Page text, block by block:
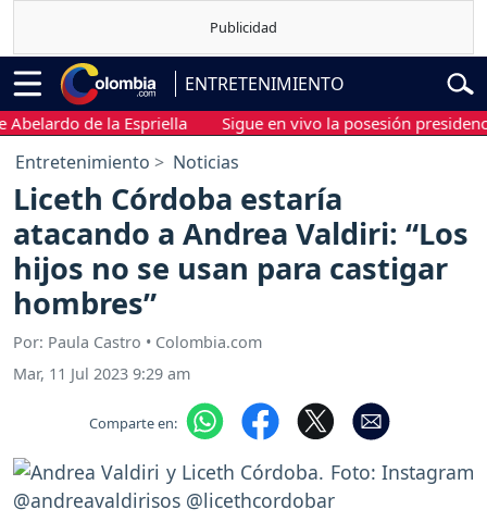
ENTRETENIMIENTO
de la Espriella Sigue en vivo la posesión presidencial
Entretenimiento Noticias
Liceth Córdoba estaría
atacando a Andrea Valdiri: “Los
hijos no se usan para castigar
hombres”
Por: Paula Castro • Colombia.com
Mar, 11 Jul 2023 9:29 am
Comparte en: